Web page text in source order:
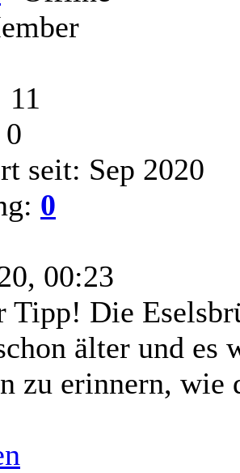
11
seit: Sep 2020
0
00:23
Tipp! Die
älter und
zu erinnern,